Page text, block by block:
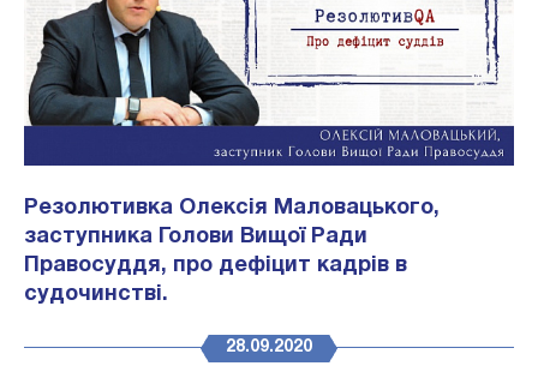
Резолютивка Олексія Маловацького,
заступника Голови Вищої Ради
Правосуддя, про дефіцит кадрів в
судочинстві.
28.09.2020